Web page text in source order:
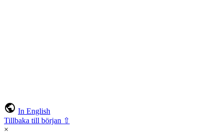
public In English
Tillbaka till början ⇧
×